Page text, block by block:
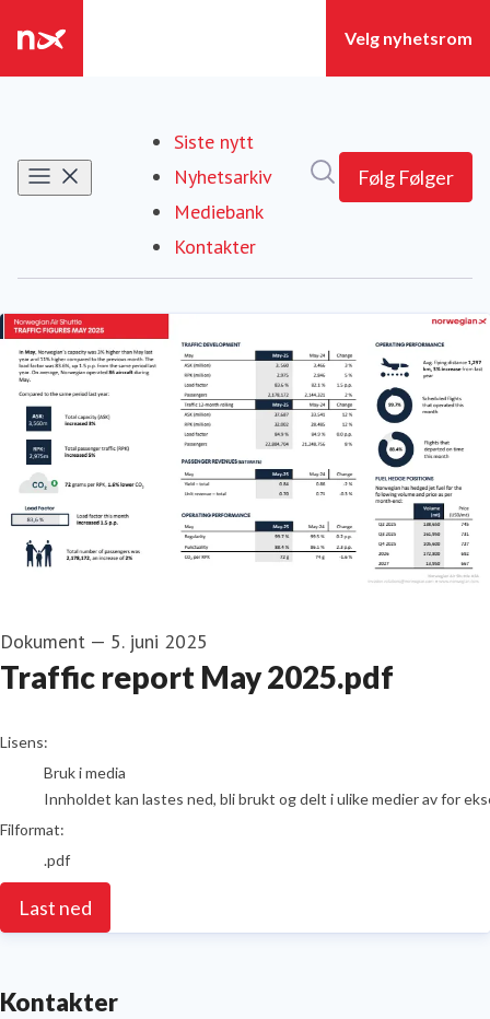
Siste nytt
Nyhetsarkiv
Mediebank
Kontakter
Følg Følger
Dokument — 5. juni 2025
Traffic report May 2025.pdf
go to media item
Lisens:
Bruk i media
Innholdet kan lastes ned, bli brukt og delt i ulike medier av for
Filformat:
.pdf
Last ned
Kontakter